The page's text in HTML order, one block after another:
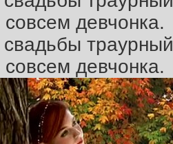
девчонка.
девчонка.